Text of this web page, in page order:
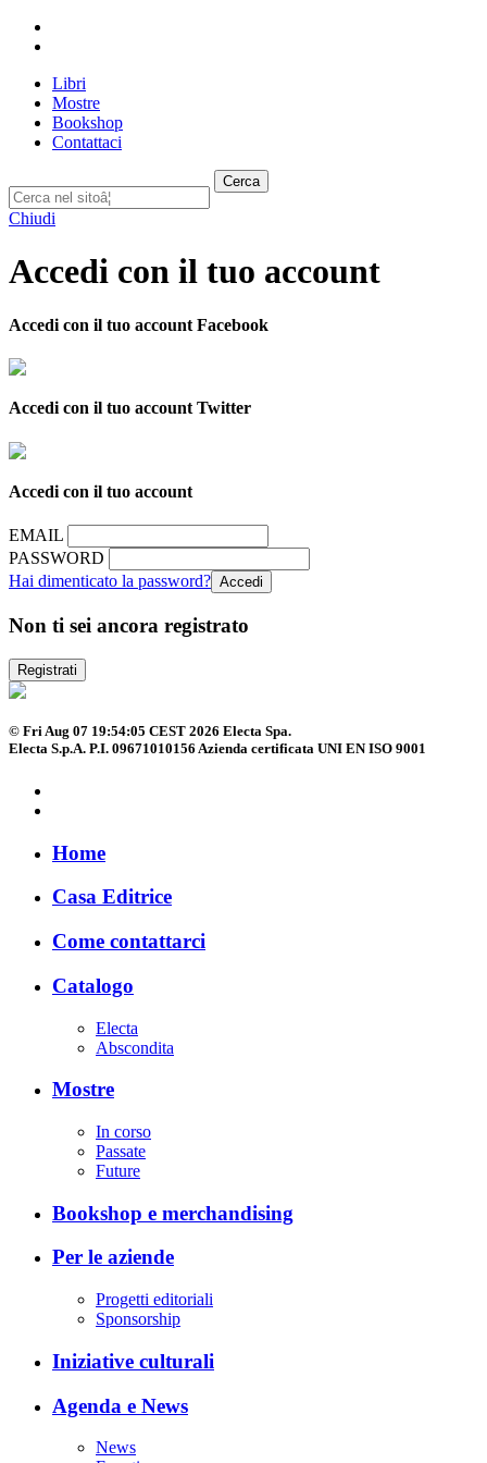
Libri
Mostre
Bookshop
Contattaci
Cerca
Chiudi
Accedi con il tuo account
Accedi con il tuo account Facebook
Accedi con il tuo account Twitter
Accedi con il tuo account
EMAIL
PASSWORD
Hai dimenticato la password?
Non ti sei ancora registrato
Registrati
© Fri Aug 07 19:54:05 CEST 2026 Electa Spa.
Electa S.p.A. P.I. 09671010156 Azienda certificata UNI EN ISO 9001
Home
Casa Editrice
Come contattarci
Catalogo
Electa
Abscondita
Mostre
In corso
Passate
Future
Bookshop e merchandising
Per le aziende
Progetti editoriali
Sponsorship
Iniziative culturali
Agenda e News
News